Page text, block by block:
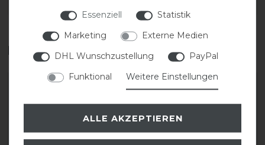
Das perfekte Zubehör für dich
Essenziell
Statistik
Marketing
Externe Medien
DHL Wunschzustellung
PayPal
Funktional
Weitere Einstellungen
ALLE AKZEPTIEREN